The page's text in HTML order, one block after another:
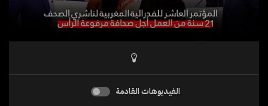
الفيديوهات القادمة